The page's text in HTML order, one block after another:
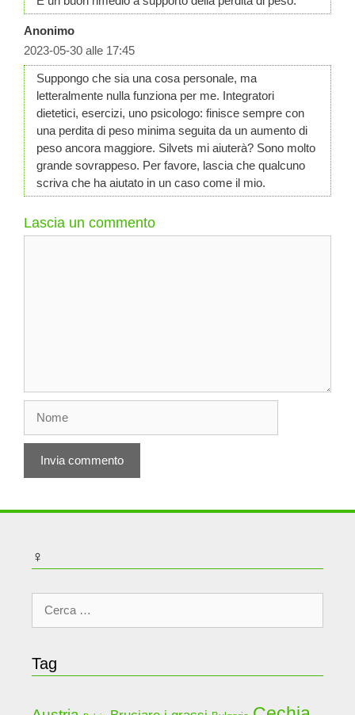
Anonimo
2023-05-30 alle 17:45
Suppongo che sia una cosa personale, ma
letteralmente nulla funziona per me. Integratori
dietetici, esercizi, uno psicologo: finisce sempre con
una perdita di peso minima seguita da un aumento di
peso ancora maggiore. Silvets mi aiuterà? Sono molto
grande sovrappeso. Per favore, lascia che qualcuno
scriva che ha aiutato in un caso come il mio.
Lascia un commento
♀
Tag